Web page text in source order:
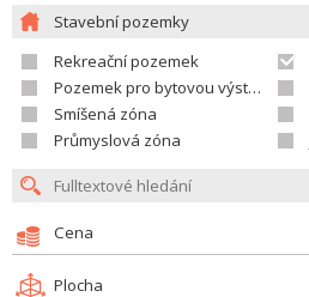
Stavební pozemky
Rekreační pozemek
Pozemek pro bytovou výstavbu
Smíšená zóna
Průmyslová zóna
Cena
Plocha